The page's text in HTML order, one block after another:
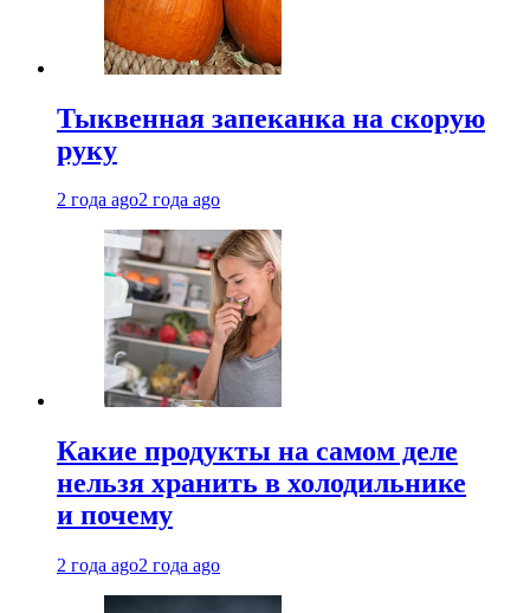
Тыквенная запеканка на скорую
руку
2 года ago2 года ago
Какие продукты на самом деле
нельзя хранить в холодильнике
и почему
2 года ago2 года ago